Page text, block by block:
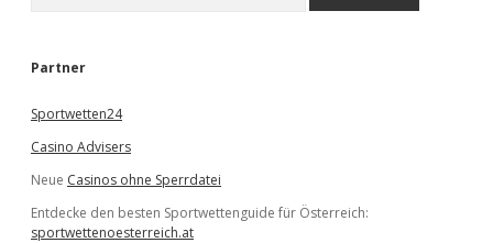
e
Partner
Sportwetten24
Casino Advisers
Neue Casinos ohne Sperrdatei
Entdecke den besten Sportwettenguide für Österreich:
sportwettenoesterreich.at